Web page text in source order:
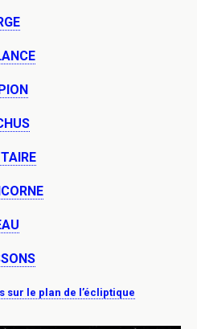
sur le plan de l’écliptique